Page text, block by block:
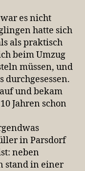
es nicht
hatte sich
als praktisch
beim Umzug
müssen, und
durchgesessen.
und bekam
Jahren schon
in Parsdorf
neben
stand in einer